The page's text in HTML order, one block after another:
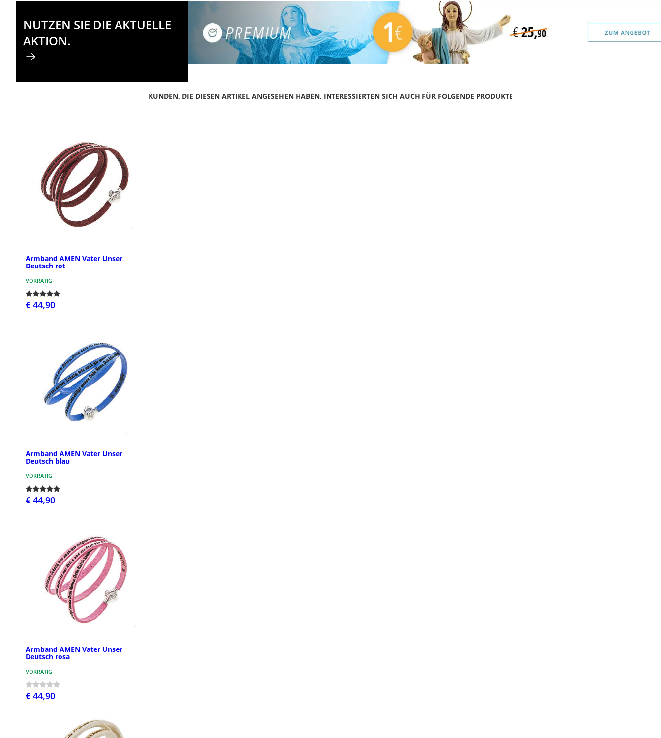
NUTZEN SIE DIE AKTUELLE
AKTION.
KUNDEN, DIE DIESEN ARTIKEL ANGESEHEN HABEN, INTERESSIERTEN SICH AUCH FÜR FOLGENDE PRODUKTE
Armband AMEN Vater Unser
Deutsch rot
VORRÄTIG
€ 44,90
Armband AMEN Vater Unser
Deutsch blau
VORRÄTIG
€ 44,90
Armband AMEN Vater Unser
Deutsch rosa
VORRÄTIG
€ 44,90